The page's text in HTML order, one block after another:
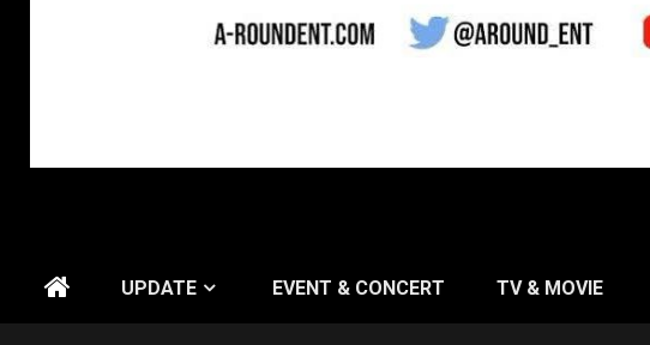
UPDATE EVENT & CONCERT TV & MOVIE